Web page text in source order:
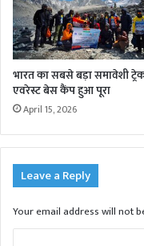
भारत का सबसे बड़ा समावेशी
एवरेस्ट बेस कैंप हुआ पूरा
April 15, 2026
Leave a Reply
Your email address will not